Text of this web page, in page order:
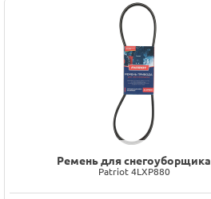
Ремень для снегоуборщика
Patriot 4LXP880